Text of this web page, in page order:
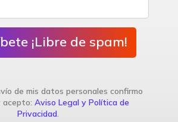
¡Libre de spam!
de mis datos personales confirmo
acepto: Aviso Legal y Política de
Privacidad.